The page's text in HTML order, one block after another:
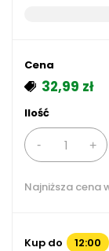
Cena
32,99 zł
Ilość
Najniższa cena
Kup do 12:00